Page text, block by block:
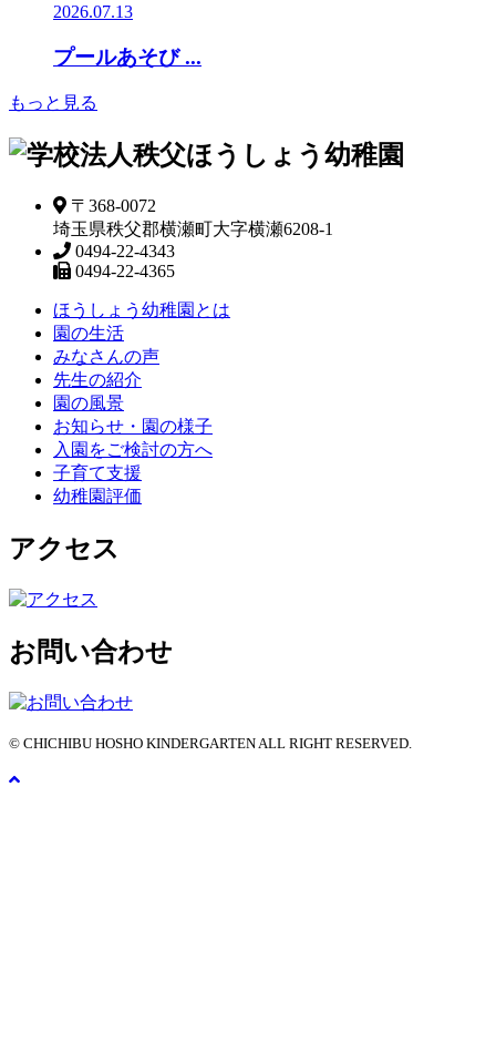
2026.07.13
プールあそび ...
もっと見る
〒368-0072
埼玉県秩父郡横瀬町大字横瀬6208-1
0494-22-4343
0494-22-4365
ほうしょう幼稚園とは
園の生活
みなさんの声
先生の紹介
園の風景
お知らせ・園の様子
入園をご検討の方へ
子育て支援
幼稚園評価
アクセス
お問い合わせ
© CHICHIBU HOSHO KINDERGARTEN ALL RIGHT RESERVED.